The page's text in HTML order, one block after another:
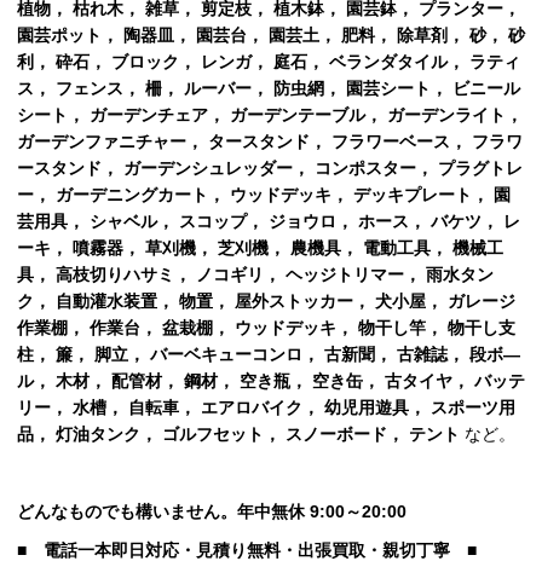
植物， 枯れ木， 雑草， 剪定枝， 植木鉢， 園芸鉢， プランター，
園芸ポット， 陶器皿， 園芸台， 園芸土， 肥料， 除草剤， 砂， 砂
利， 砕石， ブロック， レンガ， 庭石， ベランダタイル， ラティ
ス， フェンス， 柵， ルーバー， 防虫網， 園芸シート， ビニール
シート， ガーデンチェア， ガーデンテーブル， ガーデンライト，
ガーデンファニチャー， タースタンド， フラワーベース， フラワ
ースタンド， ガーデンシュレッダー， コンポスター， プラグトレ
ー， ガーデニングカート， ウッドデッキ， デッキプレート， 園
芸用具， シャベル， スコップ， ジョウロ， ホース， バケツ， レ
ーキ， 噴霧器， 草刈機， 芝刈機， 農機具， 電動工具， 機械工
具， 高枝切りハサミ， ノコギリ， ヘッジトリマー， 雨水タン
ク， 自動灌水装置， 物置， 屋外ストッカー， 犬小屋， ガレージ
作業棚， 作業台， 盆栽棚， ウッドデッキ， 物干し竿， 物干し支
柱， 簾， 脚立， バーベキューコンロ， 古新聞， 古雑誌， 段ボ―
ル， 木材， 配管材， 鋼材， 空き瓶， 空き缶， 古タイヤ， バッテ
リー， 水槽， 自転車， エアロバイク， 幼児用遊具， スポーツ用
品， 灯油タンク， ゴルフセット， スノーボード， テント など。
どんなものでも構いません。年中無休 9:00～20:00
■ 電話一本即日対応・見積り無料・出張買取・親切丁寧 ■